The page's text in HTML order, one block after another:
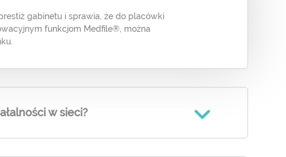
gabinetu i sprawia, że do placówki
funkcjom Medfile®, można
w sieci?